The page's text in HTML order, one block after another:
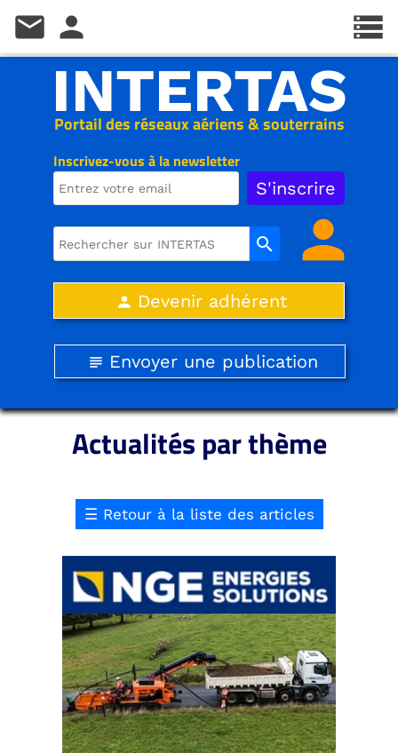
Inscrivez-vous à la newsletter
Portail des réseaux aériens & souterrains
INTERTAS
search person
person Devenir adhérent
subject Envoyer une publication
Actualités par thème
☰ Retour à la liste des articles
storage
mail person